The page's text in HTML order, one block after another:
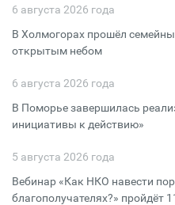
6 августа 2026 года
В Холмогорах прошёл
открытым небом
6 августа 2026 года
В Поморье завершилась
инициативы к действию»
5 августа 2026 года
Вебинар «Как НКО навести
благополучателях?» пройдёт